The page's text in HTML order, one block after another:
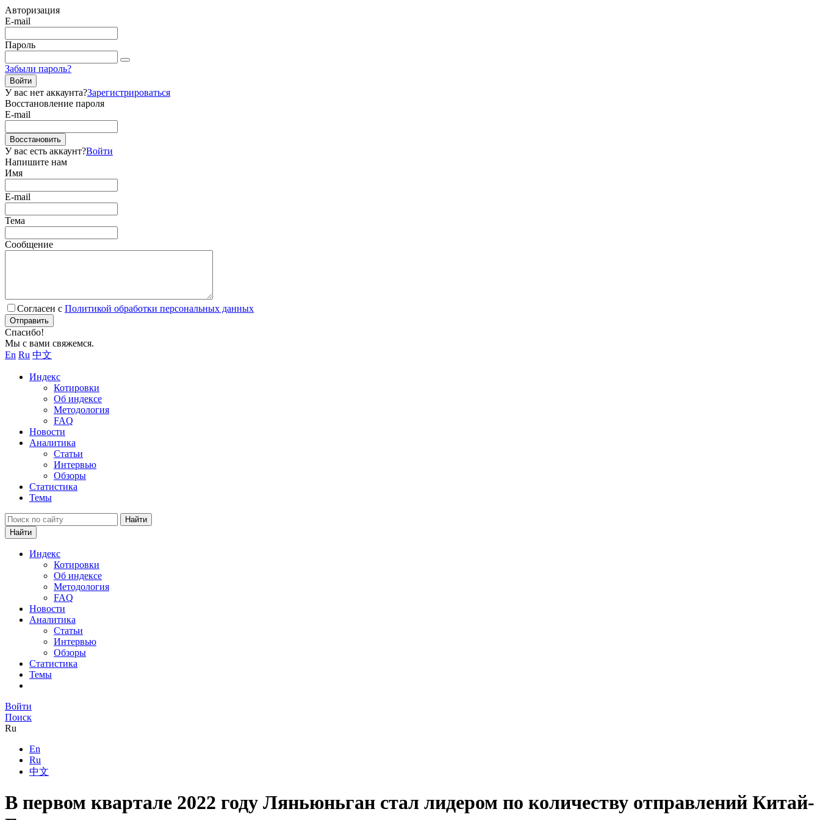
Авторизация
E-mail
Пароль
Забыли пароль?
Войти
У вас нет аккаунта?Зарегистрироваться
Восстановление пароля
E-mail
Восстановить
У вас есть аккаунт?Войти
Напишите нам
Имя
E-mail
Тема
Сообщение
Согласен с Политикой обработки персональных данных
Отправить
Спасибо!
Мы с вами свяжемся.
En Ru 中文
Индекс
Котировки
Об индексе
Методология
FAQ
Новости
Аналитика
Статьи
Интервью
Обзоры
Статистика
Темы
Найти
Найти
Индекс
Котировки
Об индексе
Методология
FAQ
Новости
Аналитика
Статьи
Интервью
Обзоры
Статистика
Темы
Войти
Поиск
Ru
En
Ru
中文
В первом квартале 2022 году Ляньюньган стал лидером по количеству отправлений Китай-